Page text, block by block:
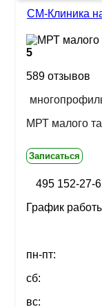
СМ-Клиника
5
589 отзывов
МРТ малого
Записаться
495 152-27-
График
пн-пт:
сб:
вс: